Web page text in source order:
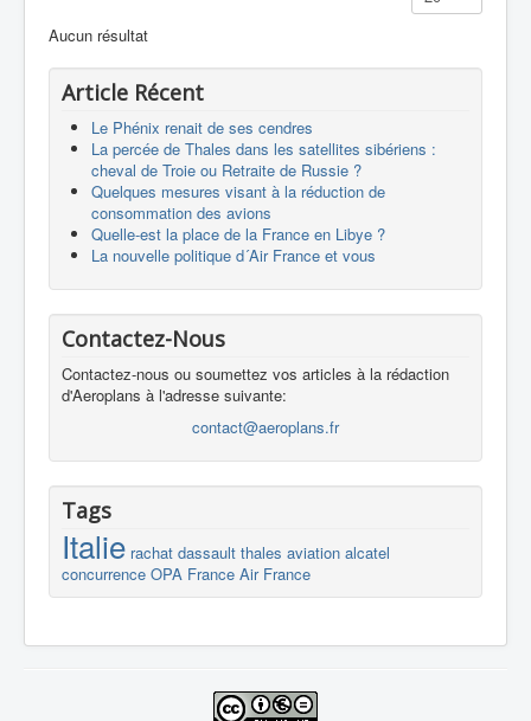
Europespace
Drones
Aucun résultat
Article Récent
Le Phénix renait de ses cendres
La percée de Thales dans les satellites sibériens :
cheval de Troie ou Retraite de Russie ?
Quelques mesures visant à la réduction de
consommation des avions
Quelle-est la place de la France en Libye ?
La nouvelle politique d´Air France et vous
Contactez-Nous
Contactez-nous ou soumettez vos articles à la rédaction
d'Aeroplans à l'adresse suivante:
contact@aeroplans.fr
Tags
Italie rachat dassault thales aviation alcatel
concurrence OPA France Air France